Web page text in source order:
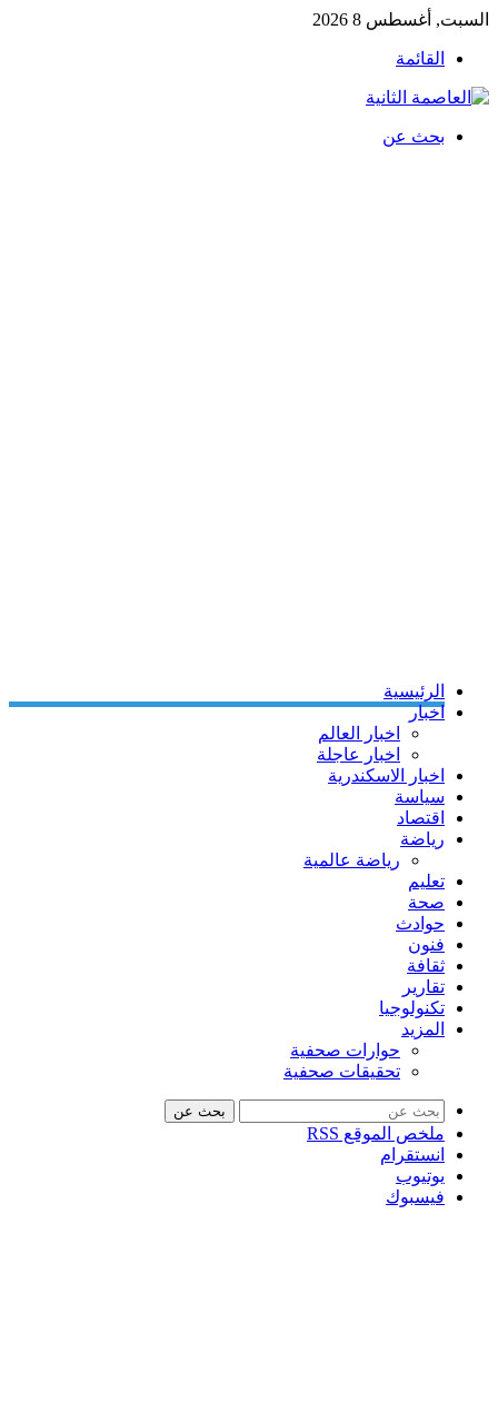
السبت, أغسطس 8 2026
القائمة
بحث عن
الرئيسية
اخبار
اخبار العالم
اخبار عاجلة
اخبار الاسكندرية
سياسة
اقتصاد
رياضة
رياضة عالمية
تعليم
صحة
حوادث
فنون
ثقافة
تقارير
تكنولوجيا
المزيد
حوارات صحفية
تحقيقات صحفية
بحث عن
ملخص الموقع RSS
انستقرام
يوتيوب
فيسبوك